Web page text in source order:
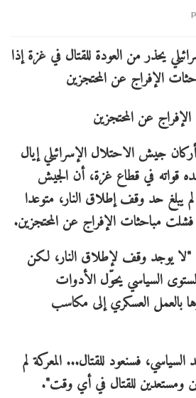
عن المحتجزين
جيش الاحتلال الإسرائيلي إيال
قواته في قطاع غزة، أن الجيش
يبلغ حد وقف إطلاق النار، متوعدا
فشلت مباحثات الإفراج عن المحتجزين.
"لا يوجد وقف لإطلاق النار، لكن
السياسي يحوّل الأدوات
بالعمل العسكري إلى مكاسب
فسنعود للقتال... المعركة لم
ومستعدين للقتال في أي وقت".